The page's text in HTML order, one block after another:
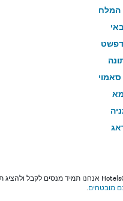
המלח
סאמוי
יורק
מובטחים.